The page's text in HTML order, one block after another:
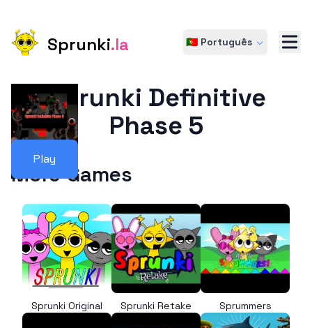
Sprunki.la 🇵🇹 Português
Play
Sprunki Definitive
Phase 5
More Games
Sprunki Original Sprunki Retake Sprummers